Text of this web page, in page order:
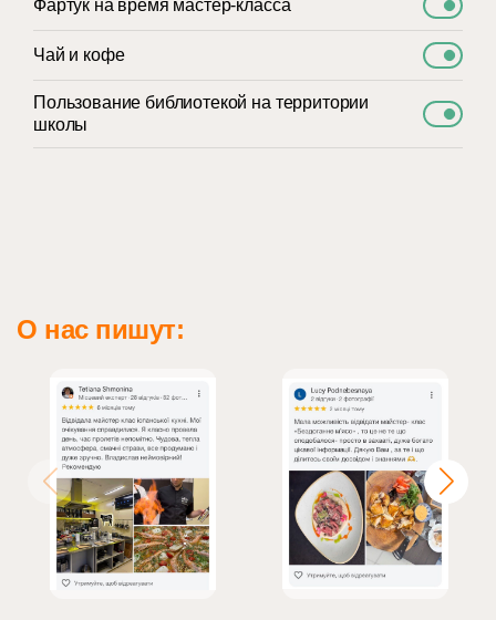
Фартук на время мастер-класса
Чай и кофе
Пользование библиотекой на территории
школы
О нас пишут: